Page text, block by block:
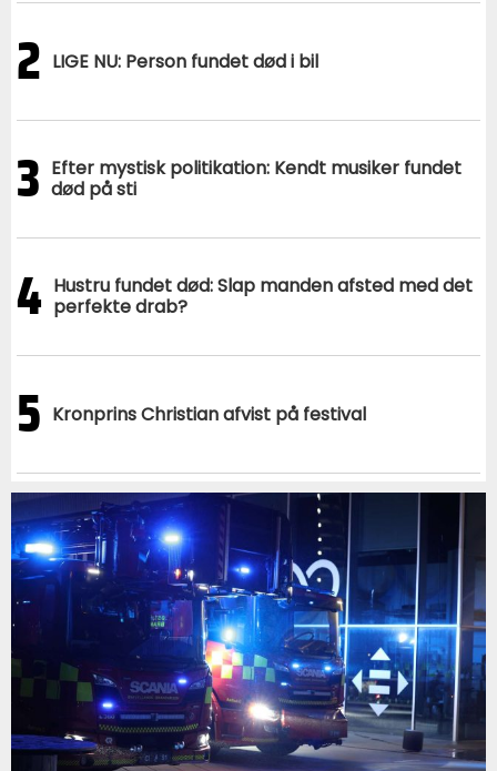
2 LIGE NU: Person fundet død i bil
3 Efter mystisk politikation: Kendt musiker fundet
død på sti
4 Hustru fundet død: Slap manden afsted med det
perfekte drab?
5 Kronprins Christian afvist på festival